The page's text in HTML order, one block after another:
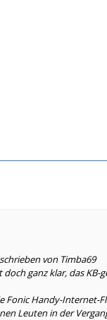
von Timba69
doch ganz klar, das
Fonic Handy-Internet-
Leuten in der